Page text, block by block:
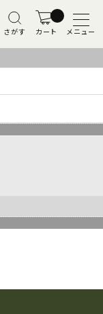
さがす カート メニュー